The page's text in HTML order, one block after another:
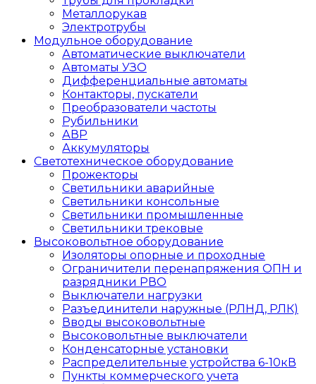
Металлорукав
Электротрубы
Модульное оборудование
Автоматические выключатели
Автоматы УЗО
Дифференциальные автоматы
Контакторы, пускатели
Преобразователи частоты
Рубильники
АВР
Аккумуляторы
Светотехническое оборудование
Прожекторы
Светильники аварийные
Светильники консольные
Светильники промышленные
Светильники трековые
Высоковольтное оборудование
Изоляторы опорные и проходные
Ограничители перенапряжения ОПН и
разрядники РВО
Выключатели нагрузки
Разъединители наружные (РЛНД, РЛК)
Вводы высоковольтные
Высоковольтные выключатели
Конденсаторные установки
Распределительные устройства 6-10кВ
Пункты коммерческого учета